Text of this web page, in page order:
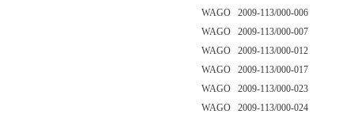
WAGO 2009-113/000-006
WAGO 2009-113/000-007
WAGO 2009-113/000-012
WAGO 2009-113/000-017
WAGO 2009-113/000-023
WAGO 2009-113/000-024